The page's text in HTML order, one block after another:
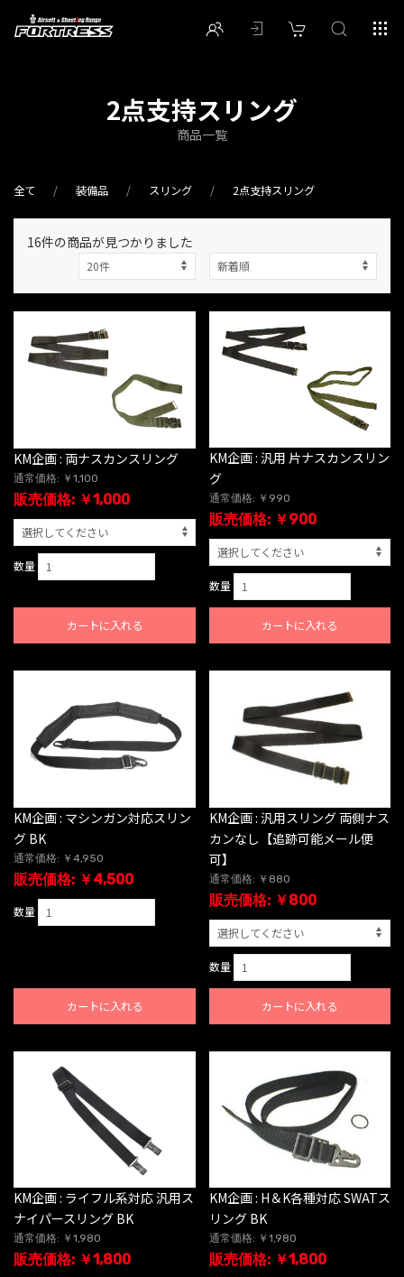
2点支持スリング
商品一覧
全て 装備品 スリング 2点支持スリング
16件の商品が見つかりました
KM企画 : 両ナスカンスリング
通常価格: ￥1,100
販売価格: ￥1,000
数量
カートに入れる
KM企画 : 汎用 片ナスカンスリン
グ
通常価格: ￥990
販売価格: ￥900
数量
カートに入れる
KM企画 : マシンガン対応スリン
グ BK
通常価格: ￥4,950
販売価格: ￥4,500
数量
カートに入れる
KM企画 : 汎用スリング 両側ナス
カンなし【追跡可能メール便
可】
通常価格: ￥880
販売価格: ￥800
数量
カートに入れる
KM企画 : ライフル系対応 汎用ス
ナイパースリング BK
通常価格: ￥1,980
販売価格: ￥1,800
KM企画 : H＆K各種対応 SWATス
リング BK
通常価格: ￥1,980
販売価格: ￥1,800